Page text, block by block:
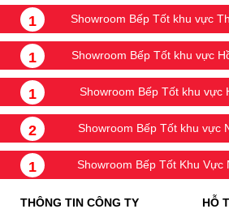
1 Showroom Bếp Tốt khu vực
1 Showroom Bếp Tốt khu vực
1 Showroom Bếp Tốt khu vực
2 Showroom Bếp Tốt khu vực
1 Showroom Bếp Tốt Khu Vực
THÔNG TIN CÔNG TY HỖ